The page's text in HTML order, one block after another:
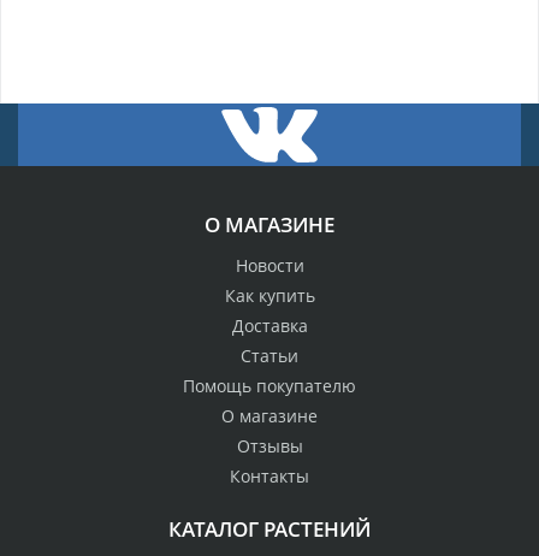
О МАГАЗИНЕ
Новости
Как купить
Доставка
Статьи
Помощь покупателю
О магазине
Отзывы
Контакты
КАТАЛОГ РАСТЕНИЙ